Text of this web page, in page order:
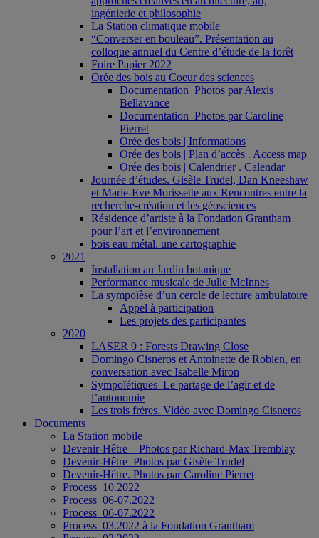
ingénierie et philosophie
La Station climatique mobile
“Converser en bouleau”. Présentation au
colloque annuel du Centre d’étude de la forêt
Foire Papier 2022
Orée des bois au Coeur des sciences
Documentation_Photos par Alexis
Bellavance
Documentation_Photos par Caroline
Pierret
Orée des bois | Informations
Orée des bois | Plan d’accès . Access map
Orée des bois | Calendrier . Calendar
Journée d’études. Gisèle Trudel, Dan Kneeshaw
et Marie-Eve Morissette aux Rencontres entre la
recherche-création et les géosciences
Résidence d’artiste à la Fondation Grantham
pour l’art et l’environnement
bois eau métal. une cartographie
2021
Installation au Jardin botanique
Performance musicale de Julie McInnes
La sympoïèse d’un cercle de lecture ambulatoire
Appel à participation
Les projets des participantes
2020
LASER 9 : Forests Drawing Close
Domingo Cisneros et Antoinette de Robien, en
conversation avec Isabelle Miron
Sympoïétiques_Le partage de l’agir et de
l’autonomie
Les trois frères. Vidéo avec Domingo Cisneros
Documents
La Station mobile
Devenir-Hêtre – Photos par Richard-Max Tremblay
Devenir-Hêtre_Photos par Gisèle Trudel
Devenir-Hêtre. Photos par Caroline Pierret
Process_10.2022
Process_06-07.2022
Process_06-07.2022
Process_03.2022 à la Fondation Grantham